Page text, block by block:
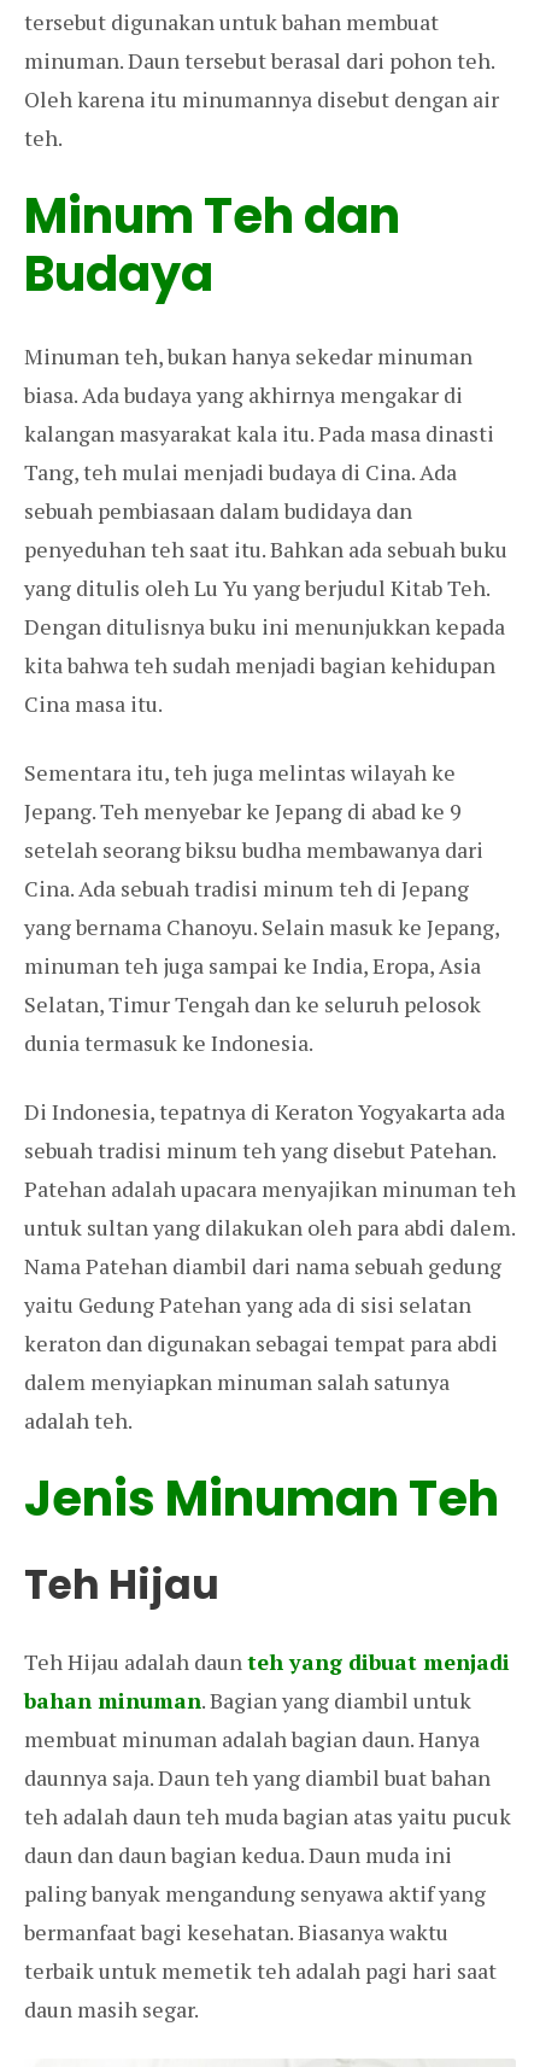
tersebut digunakan untuk bahan membuat
minuman. Daun tersebut berasal dari pohon teh.
Oleh karena itu minumannya disebut dengan air
teh.
Minum Teh dan
Budaya
Minuman teh, bukan hanya sekedar minuman
biasa. Ada budaya yang akhirnya mengakar di
kalangan masyarakat kala itu. Pada masa dinasti
Tang, teh mulai menjadi budaya di Cina. Ada
sebuah pembiasaan dalam budidaya dan
penyeduhan teh saat itu. Bahkan ada sebuah buku
yang ditulis oleh Lu Yu yang berjudul Kitab Teh.
Dengan ditulisnya buku ini menunjukkan kepada
kita bahwa teh sudah menjadi bagian kehidupan
Cina masa itu.
Sementara itu, teh juga melintas wilayah ke
Jepang. Teh menyebar ke Jepang di abad ke 9
setelah seorang biksu budha membawanya dari
Cina. Ada sebuah tradisi minum teh di Jepang
yang bernama Chanoyu. Selain masuk ke Jepang,
minuman teh juga sampai ke India, Eropa, Asia
Selatan, Timur Tengah dan ke seluruh pelosok
dunia termasuk ke Indonesia.
Di Indonesia, tepatnya di Keraton Yogyakarta ada
sebuah tradisi minum teh yang disebut Patehan.
Patehan adalah upacara menyajikan minuman teh
untuk sultan yang dilakukan oleh para abdi dalem.
Nama Patehan diambil dari nama sebuah gedung
yaitu Gedung Patehan yang ada di sisi selatan
keraton dan digunakan sebagai tempat para abdi
dalem menyiapkan minuman salah satunya
adalah teh.
Jenis Minuman Teh
Teh Hijau
Teh Hijau adalah daunteh yang dibuat menjadi
bahan minuman. Bagian yang diambil untuk
membuat minuman adalah bagian daun. Hanya
daunnya saja. Daun teh yang diambil buat bahan
teh adalah daun teh muda bagian atas yaitu pucuk
daun dan daun bagian kedua. Daun muda ini
paling banyak mengandung senyawa aktif yang
bermanfaat bagi kesehatan. Biasanya waktu
terbaik untuk memetik teh adalah pagi hari saat
daun masih segar.